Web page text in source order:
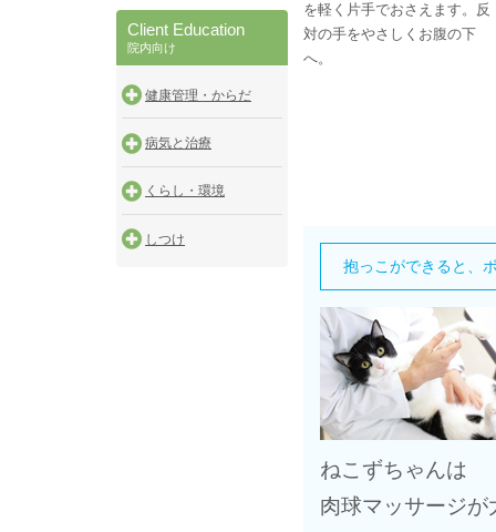
Client Education
院内向け
健康管理・からだ
病気と治療
くらし・環境
しつけ
を軽く片手でおさえます。反
対の手をやさしくお腹の下
へ。
抱っこができると、
ねこずちゃんは
肉球マッサージが